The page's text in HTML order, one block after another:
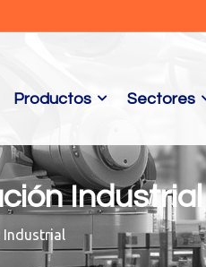
Productos Sectores
Industrial
Industrial